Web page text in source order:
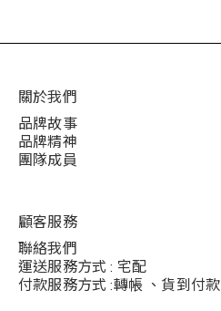
關於我們
品牌故事
品牌精神
團隊成員
顧客服務
聯絡我們
運送服務方式 : 宅配
付款服務方式 :轉帳 、貨到付款